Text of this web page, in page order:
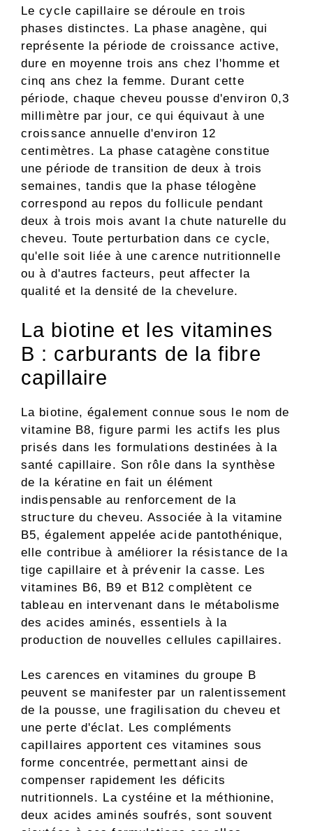
Le cycle capillaire se déroule en trois
phases distinctes. La phase anagène, qui
représente la période de croissance active,
dure en moyenne trois ans chez l'homme et
cinq ans chez la femme. Durant cette
période, chaque cheveu pousse d'environ 0,3
millimètre par jour, ce qui équivaut à une
croissance annuelle d'environ 12
centimètres. La phase catagène constitue
une période de transition de deux à trois
semaines, tandis que la phase télogène
correspond au repos du follicule pendant
deux à trois mois avant la chute naturelle du
cheveu. Toute perturbation dans ce cycle,
qu'elle soit liée à une carence nutritionnelle
ou à d'autres facteurs, peut affecter la
qualité et la densité de la chevelure.
La biotine et les vitamines
B : carburants de la fibre
capillaire
La biotine, également connue sous le nom de
vitamine B8, figure parmi les actifs les plus
prisés dans les formulations destinées à la
santé capillaire. Son rôle dans la synthèse
de la kératine en fait un élément
indispensable au renforcement de la
structure du cheveu. Associée à la vitamine
B5, également appelée acide pantothénique,
elle contribue à améliorer la résistance de la
tige capillaire et à prévenir la casse. Les
vitamines B6, B9 et B12 complètent ce
tableau en intervenant dans le métabolisme
des acides aminés, essentiels à la
production de nouvelles cellules capillaires.
Les carences en vitamines du groupe B
peuvent se manifester par un ralentissement
de la pousse, une fragilisation du cheveu et
une perte d'éclat. Les compléments
capillaires apportent ces vitamines sous
forme concentrée, permettant ainsi de
compenser rapidement les déficits
nutritionnels. La cystéine et la méthionine,
deux acides aminés soufrés, sont souvent